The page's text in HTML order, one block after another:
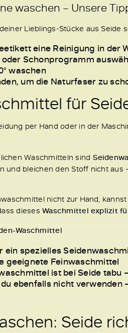
waschen – Unsere
Lieblings-Stücke aus
eine Reinigung in der
Schonprogramm
waschen
um die Naturfaser zu
für
per Hand oder in der
Waschmitteln sind
und bleichen den Stoff nicht
nicht zur Hand,
diesesWaschmittel explizit
Waschmittel
ein spezielles
geeignete Feinwaschmittel
ist bei Seide
ebenfalls nicht
Seide